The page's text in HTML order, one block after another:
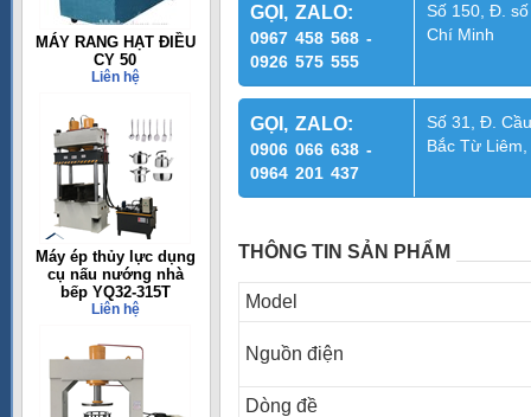
MÁY RANG HẠT ĐIỀU
CY 50
Liên hệ
Máy ép thủy lực dụng
cụ nấu nướng nhà
bếp YQ32-315T
Liên hệ
GỌI, ZALO:
0967 458 568 -
0926 575 555
Số 150, Đ.
Chí Minh
GỌI, ZALO:
0906 066 638 -
0964 201 437
Số 31, Đ.
Bắc Từ
THÔNG TIN SẢN PHẨM
Model
Nguồn điện
Dòng đề